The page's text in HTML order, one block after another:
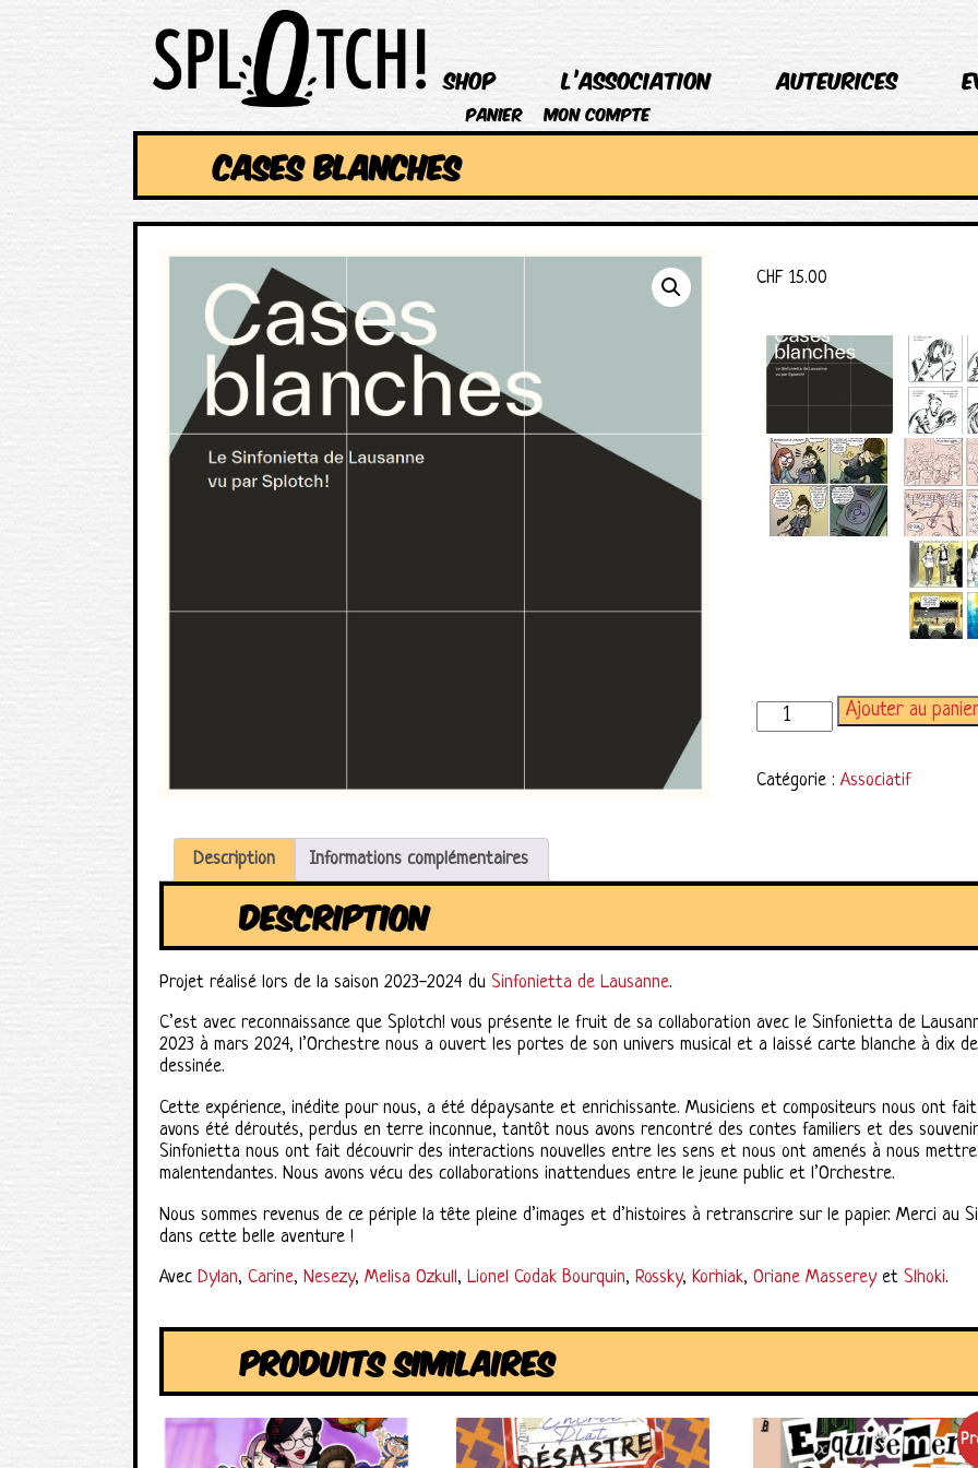
Shop L’association Auteurices
Panier Mon compte
CASES BLANCHES
CHF 15.00
quantité de cases blanches
Ajouter au
Catégorie :Associatif
Description Informations complémentaires
DESCRIPTION
Projet réalisé lors de la saison 2023-2024 du Sinfonietta de Lausanne.
C’est avec reconnaissance que Splotch! vous présente le fruit de sa collaboration avec le Sinfonietta de
2023 à mars 2024, l’Orchestre nous a ouvert les portes de son univers musical et a laissé carte blanche à dix
dessinée.
Cette expérience, inédite pour nous, a été dépaysante et enrichissante. Musiciens et compositeurs nous ont
avons été déroutés, perdus en terre inconnue, tantôt nous avons rencontré des contes familiers et des
Sinfonietta nous ont fait découvrir des interactions nouvelles entre les sens et nous ont amenés à nous
malentendantes. Nous avons vécu des collaborations inattendues entre le jeune public et l’Orchestre.
Nous sommes revenus de ce périple la tête pleine d’images et d’histoires à retranscrire sur le papier. Merci au
dans cette belle aventure !
Avec Dylan, Carine, Nesezy, Melisa Ozkull, Lionel Codak Bourquin, Rossky, Korhiak, Oriane Massereyet Slhoki.
PRODUITS SIMILAIRES